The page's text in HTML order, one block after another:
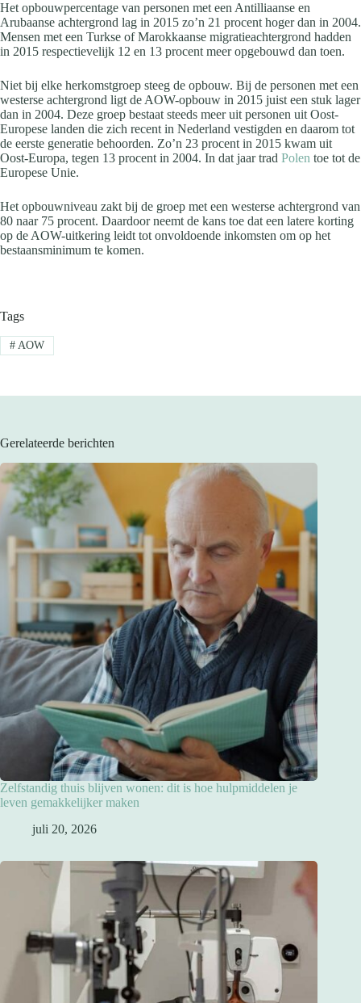
Het opbouwpercentage van personen met een Antilliaanse en
Arubaanse achtergrond lag in 2015 zo’n 21 procent hoger dan in 2004.
Mensen met een Turkse of Marokkaanse migratieachtergrond hadden
in 2015 respectievelijk 12 en 13 procent meer opgebouwd dan toen.
Niet bij elke herkomstgroep steeg de opbouw. Bij de personen met een
westerse achtergrond ligt de AOW-opbouw in 2015 juist een stuk lager
dan in 2004. Deze groep bestaat steeds meer uit personen uit Oost-
Europese landen die zich recent in Nederland vestigden en daarom tot
de eerste generatie behoorden. Zo’n 23 procent in 2015 kwam uit
Oost-Europa, tegen 13 procent in 2004. In dat jaar trad Polen toe tot de
Europese Unie.
Het opbouwniveau zakt bij de groep met een westerse achtergrond van
80 naar 75 procent. Daardoor neemt de kans toe dat een latere korting
op de AOW-uitkering leidt tot onvoldoende inkomsten om op het
bestaansminimum te komen.
Tags
#AOW
Gerelateerde berichten
Zelfstandig thuis blijven wonen: dit is hoe hulpmiddelen je
leven gemakkelijker maken
juli 20, 2026